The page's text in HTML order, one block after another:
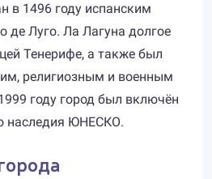
в 1496 году испанским
де Луго. Ла Лагуна долгое
Тенерифе, а также был
религиозным и военным
году город был включён
наследия ЮНЕСКО.